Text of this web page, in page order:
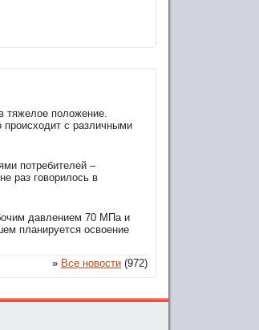
тяжелое положение.
происходит с различными
потребителей –
раз говорилось в
давлением 70 МПа и
планируется освоение
» Все новости (972)